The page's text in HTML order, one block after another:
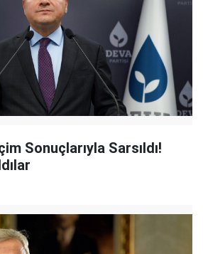
Sonuçlarıyla Sarsıldı!